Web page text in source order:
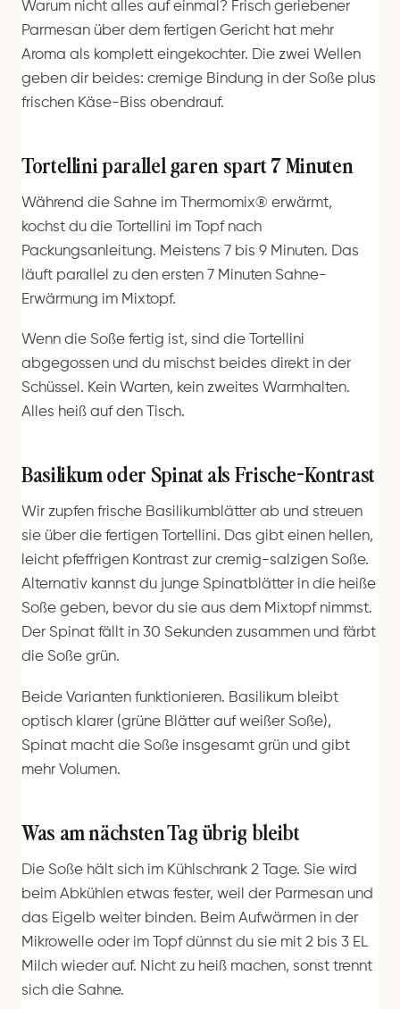
Warum nicht alles auf einmal? Frisch geriebener
Parmesan über dem fertigen Gericht hat mehr
Aroma als komplett eingekochter. Die zwei Wellen
geben dir beides: cremige Bindung in der Soße plus
frischen Käse-Biss obendrauf.
Tortellini parallel garen spart 7 Minuten
Während die Sahne im Thermomix® erwärmt,
kochst du die Tortellini im Topf nach
Packungsanleitung. Meistens 7 bis 9 Minuten. Das
läuft parallel zu den ersten 7 Minuten Sahne-
Erwärmung im Mixtopf.
Wenn die Soße fertig ist, sind die Tortellini
abgegossen und du mischst beides direkt in der
Schüssel. Kein Warten, kein zweites Warmhalten.
Alles heiß auf den Tisch.
Basilikum oder Spinat als Frische-Kontrast
Wir zupfen frische Basilikumblätter ab und streuen
sie über die fertigen Tortellini. Das gibt einen hellen,
leicht pfeffrigen Kontrast zur cremig-salzigen Soße.
Alternativ kannst du junge Spinatblätter in die heiße
Soße geben, bevor du sie aus dem Mixtopf nimmst.
Der Spinat fällt in 30 Sekunden zusammen und färbt
die Soße grün.
Beide Varianten funktionieren. Basilikum bleibt
optisch klarer (grüne Blätter auf weißer Soße),
Spinat macht die Soße insgesamt grün und gibt
mehr Volumen.
Was am nächsten Tag übrig bleibt
Die Soße hält sich im Kühlschrank 2 Tage. Sie wird
beim Abkühlen etwas fester, weil der Parmesan und
das Eigelb weiter binden. Beim Aufwärmen in der
Mikrowelle oder im Topf dünnst du sie mit 2 bis 3 EL
Milch wieder auf. Nicht zu heiß machen, sonst trennt
sich die Sahne.